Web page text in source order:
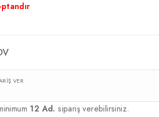
VER
12 Ad. sipariş verebilirsiniz.